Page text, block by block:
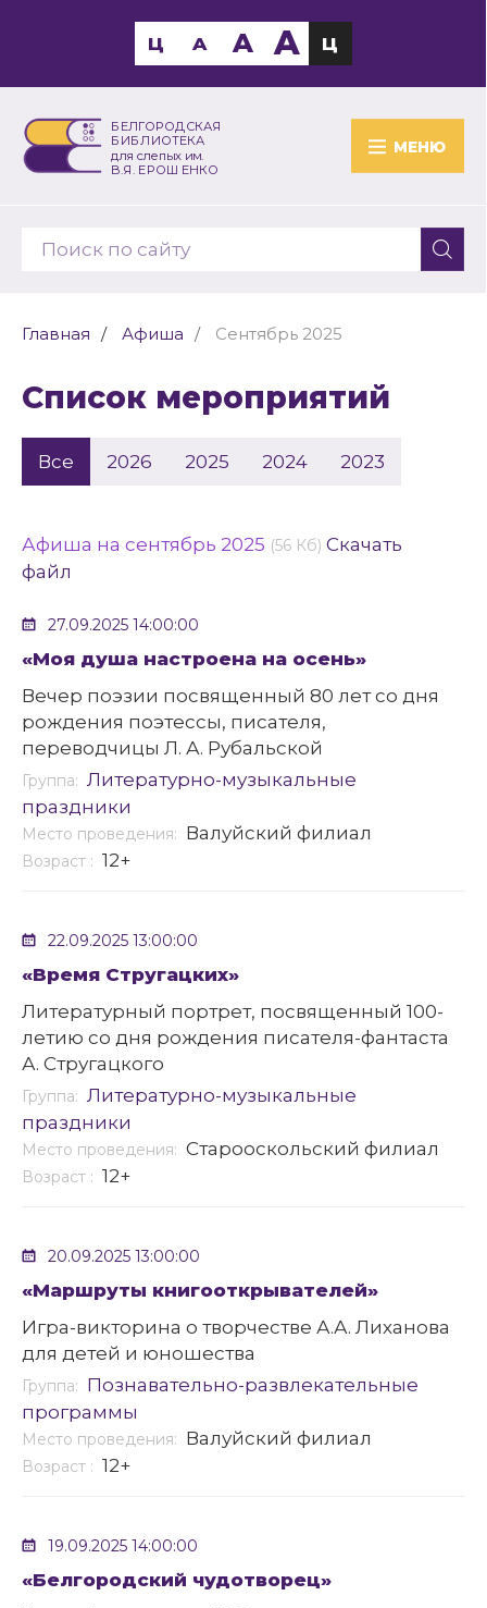
БЕЛГОРОДСКАЯ
БИБЛИОТЕКА
для слепых им.
В.Я. ЕРОШЕНКО
МЕНЮ
Ц A A A Ц
Главная Афиша Сентябрь 2025
Список мероприятий
Все 2026 2025 2024 2023
Афиша на сентябрь 2025 (56 Кб) Скачать
файл
27.09.2025 14:00:00
«Моя душа настроена на осень»
Вечер поэзии посвященный 80 лет со дня
рождения поэтессы, писателя,
переводчицы Л. А. Рубальской
Группа: Литературно-музыкальные
праздники
Место проведения: Валуйский филиал
Возраст : 12+
22.09.2025 13:00:00
«Время Стругацких»
Литературный портрет, посвященный 100-
летию со дня рождения писателя-фантаста
А. Стругацкого
Группа: Литературно-музыкальные
праздники
Место проведения: Старооскольский филиал
Возраст : 12+
20.09.2025 13:00:00
«Маршруты книгооткрывателей»
Игра-викторина о творчестве А.А. Лиханова
для детей и юношества
Группа: Познавательно-развлекательные
программы
Место проведения: Валуйский филиал
Возраст : 12+
19.09.2025 14:00:00
«Белгородский чудотворец»